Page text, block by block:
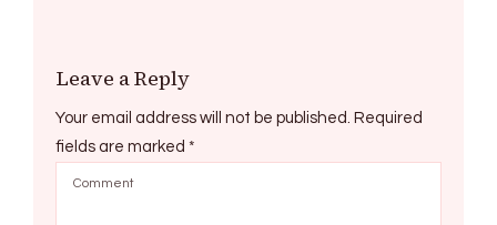
Leave a Reply
Your email address will not be published.
Required
fields are marked *